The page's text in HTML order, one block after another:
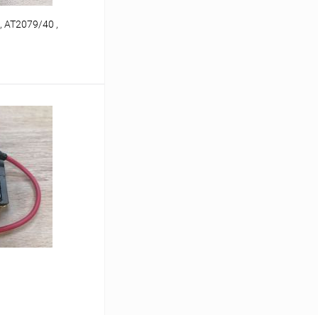
AT2079/40 ,
1шт.